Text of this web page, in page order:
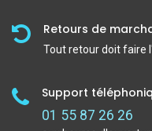
Retours de
Tout retour doit faire
Support
01 55 87 26 26